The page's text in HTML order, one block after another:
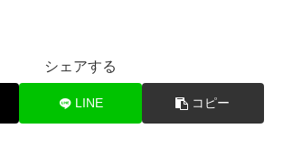
シェアする
LINE コピー